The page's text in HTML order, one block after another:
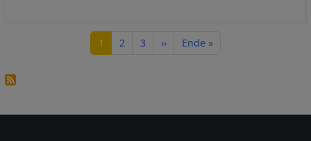
Seite
1 Seite
2 Seite
3 Nächste Seite
›› Letzte Seite
Ende »